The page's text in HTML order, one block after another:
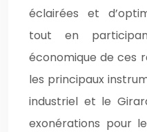
éclairées et
tout en
économique de ces
les principaux
industriel et le
exonérations pour